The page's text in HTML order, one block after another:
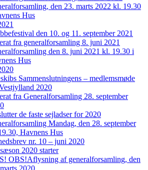
den 23. marts 2022 kl. 19.30
Hus
den 10. og 11. september 2021
fra generalforsamling 8. juni 2021
den 8. juni 2021 kl. 19.30 i
Hus
Sammenslutningens – medlemsmøde
2020
fra Generalforsamling 28. september
de faste sejladser for 2020
Mandag, den 28. september
Havnens Hus
nr. 10 – juni 2020
2020 starter
OBS!Aflysning af generalforsamling, den
2020